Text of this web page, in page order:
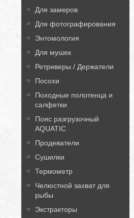
Для замеров
Для фотографирования
Энтомология
Для мушек
Ретриверы / Держатели
Посохи
Походные полотенца и
салфетки
Пояс разгрузочный
AQUATIC
Продеватели
Сушилки
Термометр
Челюстной захват для
рыбы
Экстракторы